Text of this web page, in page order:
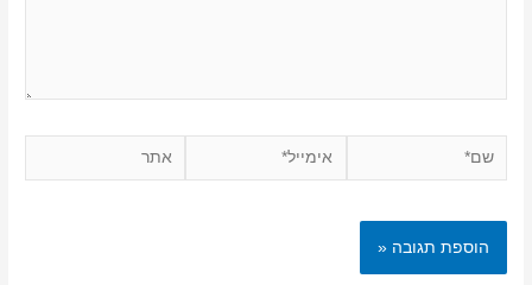
שם* אימייל* אתר